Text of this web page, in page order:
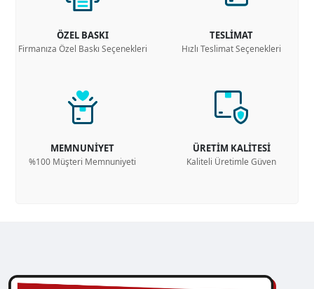
ÖZEL BASKI
Firmanıza Özel Baskı Seçenekleri
TESLİMAT
Hızlı Teslimat Seçenekleri
MEMNUNİYET
%100 Müşteri Memnuniyeti
ÜRETİM KALİTESİ
Kaliteli Üretimle Güven